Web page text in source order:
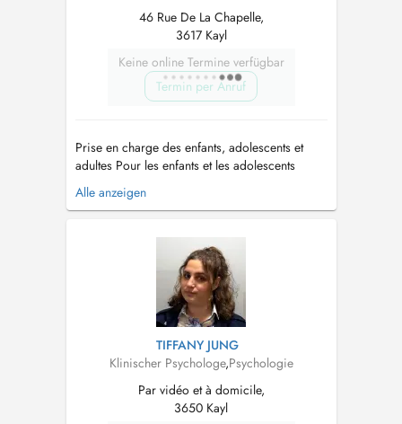
46 Rue De La Chapelle,
3617 Kayl
Keine online Termine verfügbar
Termin per Anruf
Prise en charge des enfants, adolescents et
adultes Pour les enfants et les adolescents
(entre autre) - NEPSY-II - Bilan
neuropsychologique de l'enfant - WISC V -
attentionnel -Accompagnement scolaire :
Troubles de l'apprentissage, démotiva...
Alle anzeigen
TIFFANY JUNG
Klinischer Psychologe,Psychologie
Par vidéo et à domicile,
3650 Kayl